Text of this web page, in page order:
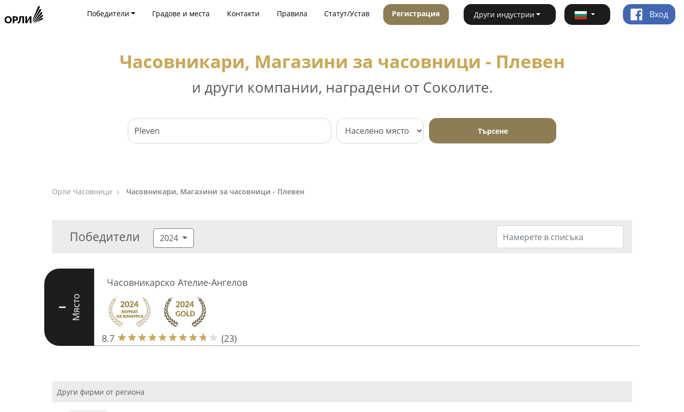
Победители Градове и места Контакти Правила Статут/Устав Регистрация Други индустрии Вход
Часовникари, Магазини за часовници - Плевен
и други компании, наградени от Соколите.
Търсене
Орли Часовници Часовникари, Магазини за часовници - Плевен
Победители 2024
I Място
Часовникарско Ателие-Ангелов
8.7 (23)
Други фирми от региона